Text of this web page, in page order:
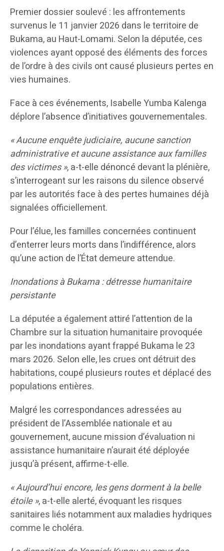
Premier dossier soulevé : les affrontements
survenus le 11 janvier 2026 dans le territoire de
Bukama, au Haut-Lomami. Selon la députée, ces
violences ayant opposé des éléments des forces
de l’ordre à des civils ont causé plusieurs pertes en
vies humaines.
Face à ces événements, Isabelle Yumba Kalenga
déplore l’absence d’initiatives gouvernementales.
« Aucune enquête judiciaire, aucune sanction
administrative et aucune assistance aux familles
des victimes », a-t-elle dénoncé devant la plénière,
s’interrogeant sur les raisons du silence observé
par les autorités face à des pertes humaines déjà
signalées officiellement.
Pour l’élue, les familles concernées continuent
d’enterrer leurs morts dans l’indifférence, alors
qu’une action de l’État demeure attendue.
Inondations à Bukama : détresse humanitaire
persistante
La députée a également attiré l’attention de la
Chambre sur la situation humanitaire provoquée
par les inondations ayant frappé Bukama le 23
mars 2026. Selon elle, les crues ont détruit des
habitations, coupé plusieurs routes et déplacé des
populations entières.
Malgré les correspondances adressées au
président de l’Assemblée nationale et au
gouvernement, aucune mission d’évaluation ni
assistance humanitaire n’aurait été déployée
jusqu’à présent, affirme-t-elle.
« Aujourd’hui encore, les gens dorment à la belle
étoile », a-t-elle alerté, évoquant les risques
sanitaires liés notamment aux maladies hydriques
comme le choléra.